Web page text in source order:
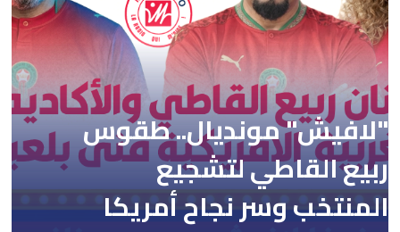
"لافيش" مونديال.. طقوس
ربيع القاطي لتشجيع
المنتخب وسر نجاح أمريكا